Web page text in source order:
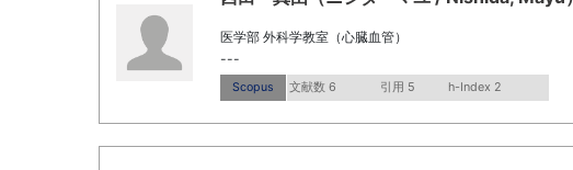
医学部 外科学教室（心臓血管）
---
Scopus 文献数 6 引用 5 h-Index 2